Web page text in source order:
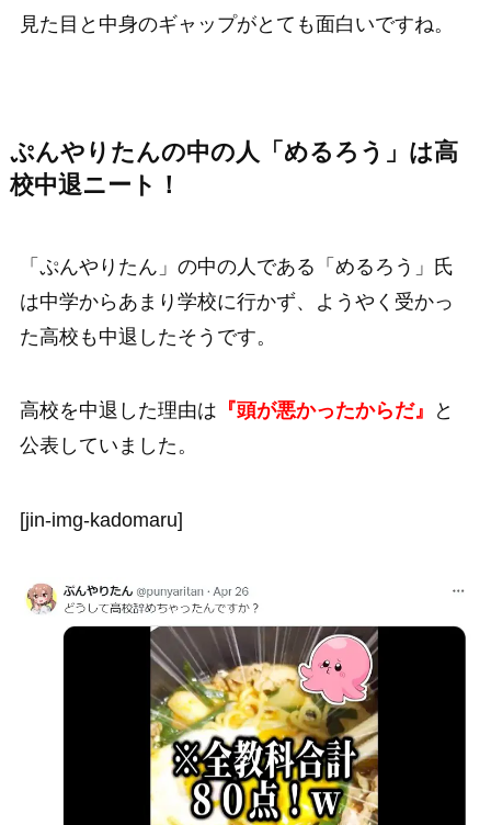
見た目と中身のギャップがとても面白いですね。
ぷんやりたんの中の人「めるろう」は高
校中退ニート！
「ぷんやりたん」の中の人である「めるろう」氏
は中学からあまり学校に行かず、ようやく受かっ
た高校も中退したそうです。
高校を中退した理由は 『頭が悪かったからだ』
と
公表していました。
[jin-img-kadomaru]